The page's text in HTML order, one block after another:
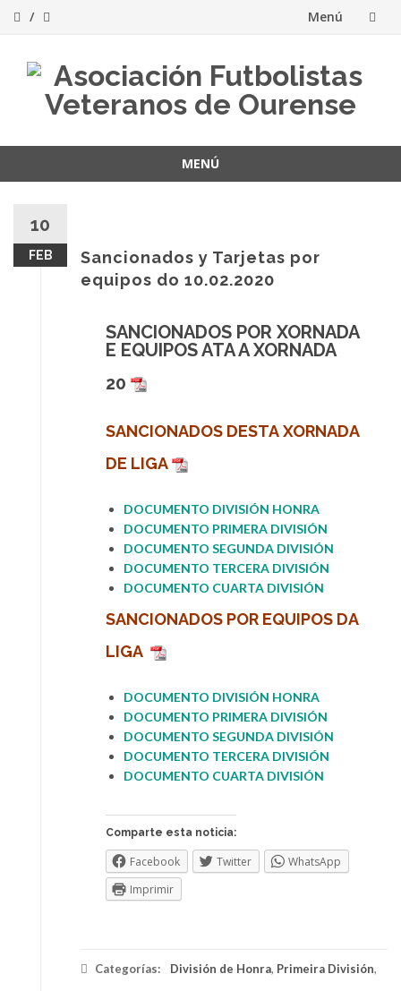
Menú
contenido
MENÚ
contenido
10
FEB
Sancionados y Tarjetas por
equipos do 10.02.2020
SANCIONADOS POR XORNADA
E EQUIPOS ATA A XORNADA
20
SANCIONADOS DESTAXORNADA
DE LIGA
DOCUMENTO DIVISIÓN HONRA
DOCUMENTO PRIMERA DIVISIÓN
DOCUMENTO SEGUNDA DIVISIÓN
DOCUMENTO TERCERA DIVISIÓN
DOCUMENTO CUARTA DIVISIÓN
SANCIONADOS POR EQUIPOS DA
LIGA
DOCUMENTO DIVISIÓN HONRA
DOCUMENTO PRIMERA DIVISIÓN
DOCUMENTO SEGUNDA DIVISIÓN
DOCUMENTO TERCERA DIVISIÓN
DOCUMENTO CUARTA DIVISIÓN
Comparte esta noticia:
Facebook Twitter
WhatsApp
Imprimir
Categorías: División de Honra, Primeira División,